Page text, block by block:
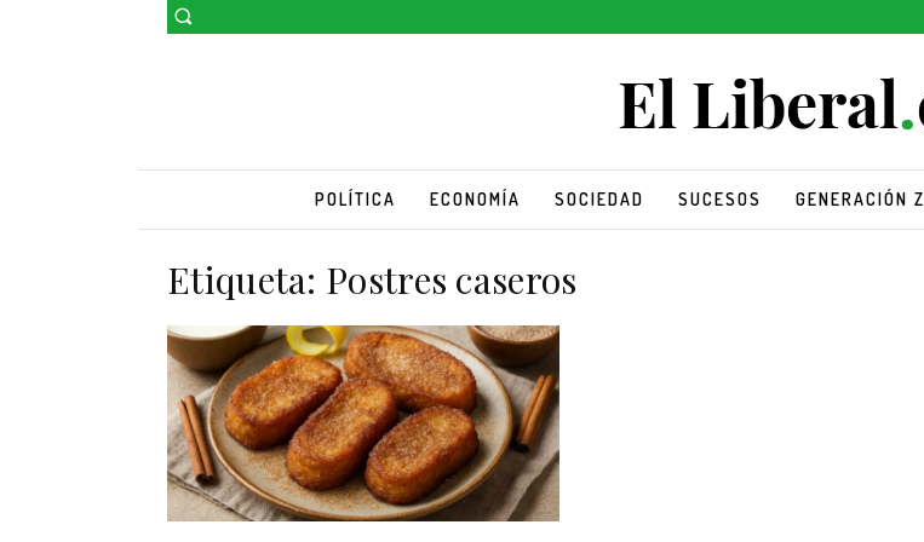
POLÍTICA ECONOMÍA SOCIEDAD SUCESOS GENERACIÓN Z
Etiqueta: Postres caseros